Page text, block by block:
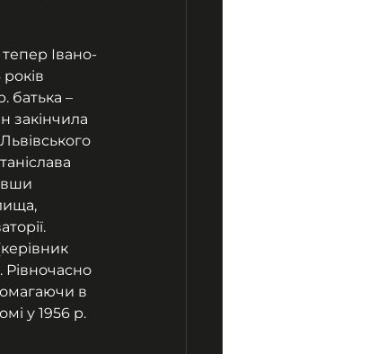
Івано-
батька –
закінчила
Рівночасно
в
у 1956 р.